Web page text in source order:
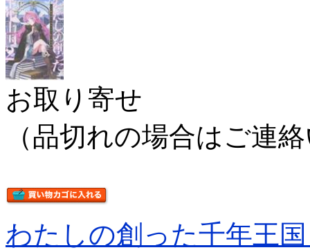
お取り寄せ
（品切れの場合はご連
わたしの創った千年王